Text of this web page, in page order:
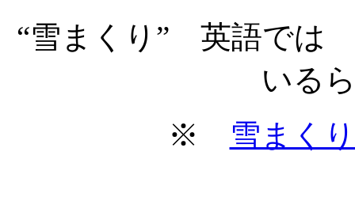
“雪まくり” 英語では
いる
※
雪まく